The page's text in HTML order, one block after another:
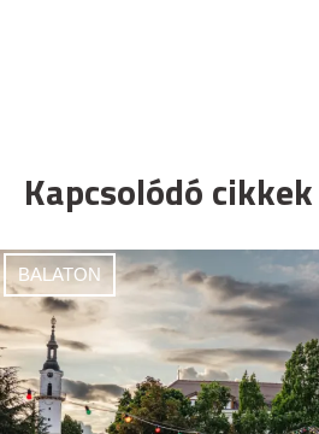
Kapcsolódó cikkek
BALATON